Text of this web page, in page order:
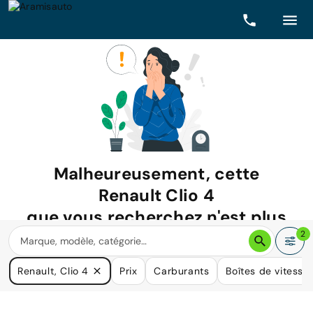
Malheureusement, cette
Renault Clio 4
que vous recherchez n'est plus
disponible.
Nous avons de nombreuses voitures qui pourraient répondre
à vos besoins.
2
Renault, Clio 4 Prix Carburants Boîtes de vitesse